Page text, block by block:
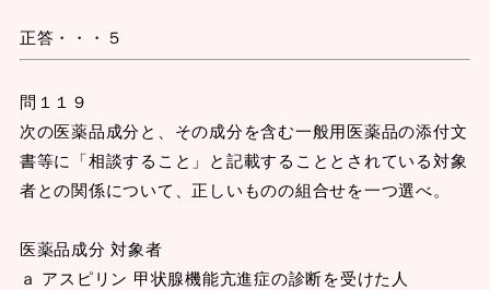
正答・・・５
問１１９
次の医薬品成分と、その成分を含む一般用医薬品の添付文
書等に「相談すること」と記載することとされている対象
者との関係について、正しいものの組合せを一つ選べ。
医薬品成分 対象者
ａ アスピリン 甲状腺機能亢進症の診断を受けた人